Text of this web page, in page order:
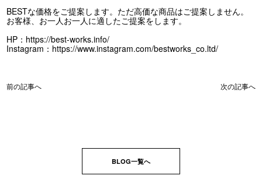
BESTな価格をご提案します。ただ高価な商品はご提案しません。
お客様、お一人お一人に適したご提案をします。
HP： https://best-works.info/
Instagram： https://www.instagram.com/bestworks_co.ltd/
前の記事へ 次の記事へ
BLOG一覧へ